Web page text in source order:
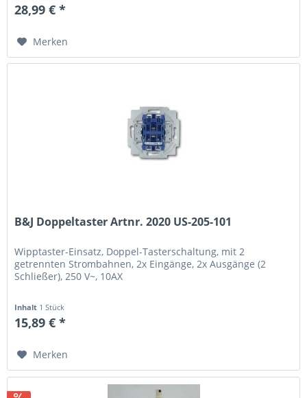
28,99 € *
Merken
B&J Doppeltaster Artnr. 2020 US-205-101
Wipptaster-Einsatz, Doppel-Tasterschaltung, mit 2
getrennten Strombahnen, 2x Eingänge, 2x Ausgänge (2
Schließer), 250 V~, 10AX
Inhalt 1 Stück
15,89 € *
Merken